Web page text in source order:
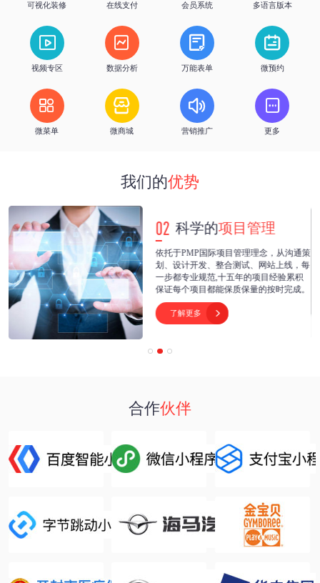
可视化装修 在线支付 会员系统 多语言版本

视频专区

数据分析

万能表单

微预约

微菜单

微商城

营销推广

更多
我们的优势
02 科学的项目管理
依托于PMP国际项目管理理念，从沟通策
划、设计开发、整合测试、网站上线，每
一步都专业规范,十五年的项目经验累积
保证每个项目都能保质保量的按时完成。
了解更多 
合作伙伴